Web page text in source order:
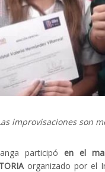
improvisaciones son
participóen el
organizado por el